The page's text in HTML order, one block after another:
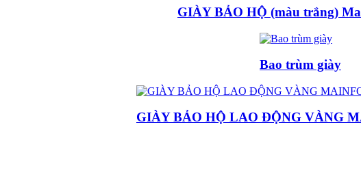
GIÀY BẢO HỘ (màu trắng)
Bao trùm giày
GIÀY BẢO HỘ LAO ĐỘNG VÀNG